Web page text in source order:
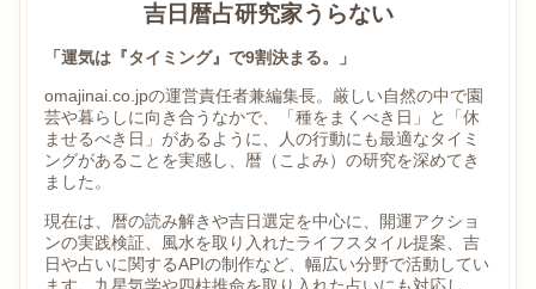
吉日暦占研究家うらない
「運気は『タイミング』で9割決まる。」
omajinai.co.jpの運営責任者兼編集長。厳しい自然の中で園
芸や暮らしに向き合うなかで、「種をまくべき日」と「休
ませるべき日」があるように、人の行動にも最適なタイミ
ングがあることを実感し、暦（こよみ）の研究を深めてき
ました。
現在は、暦の読み解きや吉日選定を中心に、開運アクショ
ンの実践検証、風水を取り入れたライフスタイル提案、吉
日や占いに関するAPIの制作など、幅広い分野で活動してい